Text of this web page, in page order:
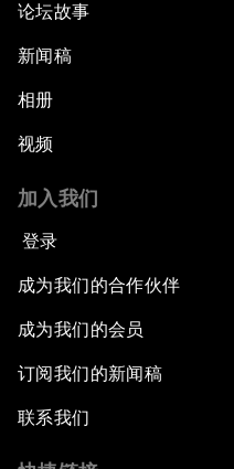
论坛故事
新闻稿
相册
视频
加入我们
登录
成为我们的合作伙伴
成为我们的会员
订阅我们的新闻稿
联系我们